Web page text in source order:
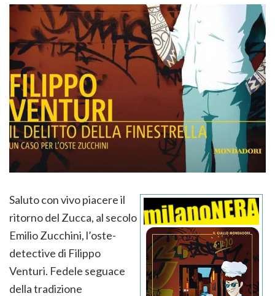
Saluto con vivo piacere il
ritorno del Zucca, al secolo
Emilio Zucchini, l’oste-
detective di Filippo
Venturi. Fedele seguace
della tradizione